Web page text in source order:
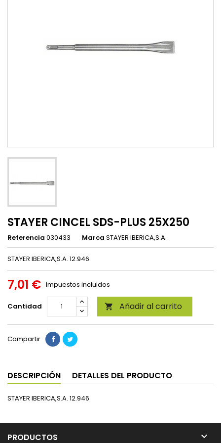
STAYER CINCEL SDS-PLUS 25X250
Referencia 030433 Marca STAYER IBERICA,S.A.
STAYER IBERICA,S.A. 12.946
7,01 € Impuestos incluidos
Cantidad  Añadir al carrito
Compartir
DESCRIPCIÓN DETALLES DEL PRODUCTO
STAYER IBERICA,S.A. 12.946
PRODUCTOS 